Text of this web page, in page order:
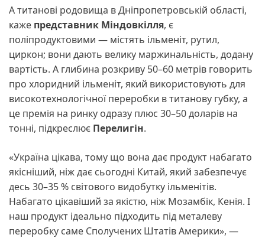
А титанові родовища в Дніпропетровській області,
каже представник Міндовкілля, є
поліпродуктовими — містять ільменіт, рутил,
циркон; вони дають велику маржинальність, додану
вартість. А глибина розкриву 50–60 метрів говорить
про хлоридний ільменіт, який використовують для
високотехнологічної переробки в титанову губку, а
це премія на ринку одразу плюс 30–50 доларів на
тонні, підкреслює Перелигін.
«Україна цікава, тому що вона дає продукт набагато
якісніший, ніж дає сьогодні Китай, який забезпечує
десь 30–35 % світового видобутку ільменітів.
Набагато цікавіший за якістю, ніж Мозамбік, Кенія. І
наш продукт ідеально підходить під металеву
переробку саме Сполучених Штатів Америки», —